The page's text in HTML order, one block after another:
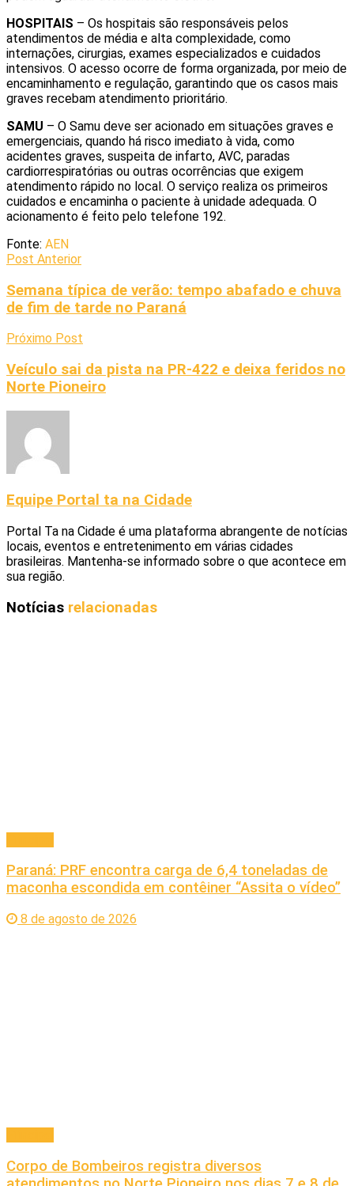
HOSPITAIS – Os hospitais são responsáveis pelos
atendimentos de média e alta complexidade, como
internações, cirurgias, exames especializados e cuidados
intensivos. O acesso ocorre de forma organizada, por meio de
encaminhamento e regulação, garantindo que os casos mais
graves recebam atendimento prioritário.
SAMU – O Samu deve ser acionado em situações graves e
emergenciais, quando há risco imediato à vida, como
acidentes graves, suspeita de infarto, AVC, paradas
cardiorrespiratórias ou outras ocorrências que exigem
atendimento rápido no local. O serviço realiza os primeiros
cuidados e encaminha o paciente à unidade adequada. O
acionamento é feito pelo telefone 192.
Fonte: AEN
Post Anterior
Semana típica de verão: tempo abafado e chuva
de fim de tarde no Paraná
Próximo Post
Veículo sai da pista na PR-422 e deixa feridos no
Norte Pioneiro
Equipe Portal ta na Cidade
Portal Ta na Cidade é uma plataforma abrangente de notícias
locais, eventos e entretenimento em várias cidades
brasileiras. Mantenha-se informado sobre o que acontece em
sua região.
Notícias relacionadas
Paraná: PRF encontra carga de 6,4 toneladas de
maconha escondida em contêiner “Assita o vídeo”
8 de agosto de 2026
Corpo de Bombeiros registra diversos